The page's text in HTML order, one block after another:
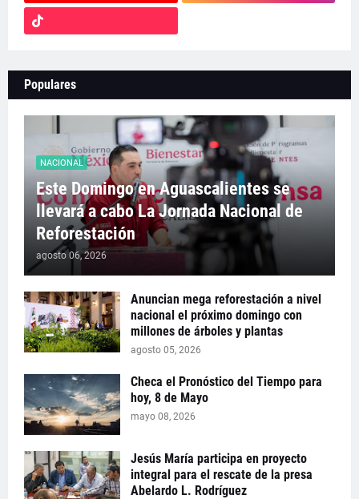
Populares
NACIONAL
Este Domingo en Aguascalientes se
llevará a cabo La Jornada Nacional de
Reforestación
agosto 06, 2026
Anuncian mega reforestación a nivel
nacional el próximo domingo con
millones de árboles y plantas
agosto 05, 2026
Checa el Pronóstico del Tiempo para
hoy, 8 de Mayo
mayo 08, 2026
Jesús María participa en proyecto
integral para el rescate de la presa
Abelardo L. Rodríguez